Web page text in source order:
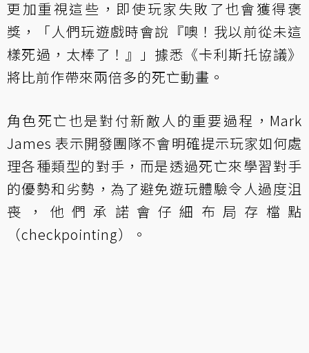
更加重視這些，即使玩家失敗了也會獲得褒
獎，「人們玩遊戲時會說『噢！我以前從未這
樣死過，太棒了！』」據悉《卡利斯托協議》
將比前作帶來兩倍多的死亡動畫。
角色死亡也是對付新敵人的重要過程，Mark
James 表示開發團隊不會明確提示玩家如何處
理各種類型的對手，而是透過死亡來學習對手
的優勢和劣勢，為了避免遊玩體驗令人過度沮
喪，他們承諾會仔細布局存檔點
（checkpointing）。